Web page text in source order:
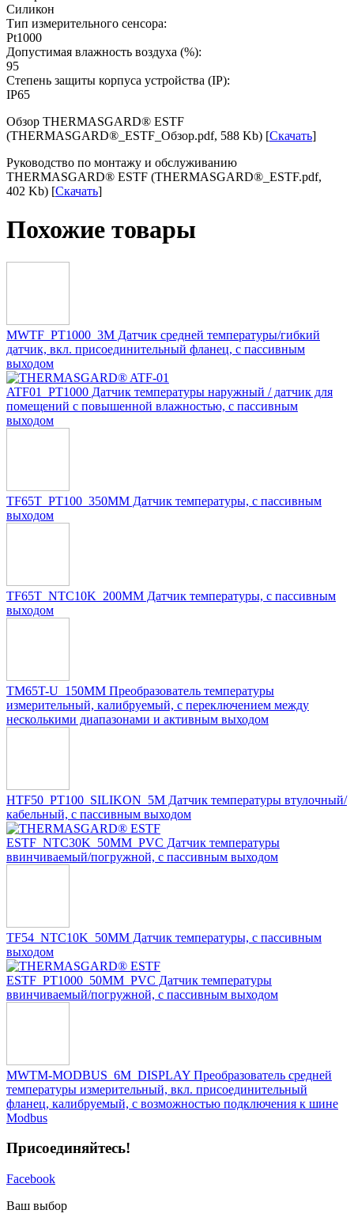
Силикон
Тип измерительного сенсора:
Pt1000
Допустимая влажность воздуха (%):
95
Степень защиты корпуса устройства (IP):
IP65
Обзор THERMASGARD® ESTF
(THERMASGARD®_ESTF_Обзор.pdf, 588 Kb) [Скачать]
Руководство по монтажу и обслуживанию
THERMASGARD® ESTF (THERMASGARD®_ESTF.pdf,
402 Kb) [Скачать]
Похожие товары
MWTF_PT1000_3M Датчик средней температуры/гибкий
датчик, вкл. присоединительный фланец, с пассивным
выходом
ATF01_PT1000 Датчик температуры наружный / датчик для
помещений с повышенной влажностью, с пассивным
выходом
TF65T_PT100_350MM Датчик температуры, с пассивным
выходом
TF65T_NTC10K_200MM Датчик температуры, с пассивным
выходом
TM65T-U_150MM Преобразователь температуры
измерительный, калибруемый, с переключением между
несколькими диапазонами и активным выходом
HTF50_PT100_SILIKON_5M Датчик температуры втулочный/
кабельный, с пассивным выходом
ESTF_NTC30K_50MM_PVC Датчик температуры
ввинчиваемый/погружной, с пассивным выходом
TF54_NTC10K_50MM Датчик температуры, с пассивным
выходом
ESTF_PT1000_50MM_PVC Датчик температуры
ввинчиваемый/погружной, с пассивным выходом
MWTM-MODBUS_6M_DISPLAY Преобразователь средней
температуры измерительный, вкл. присоединительный
фланец, калибруемый, с возможностью подключения к шине
Modbus
Присоединяйтесь!
Facebook
Ваш выбор